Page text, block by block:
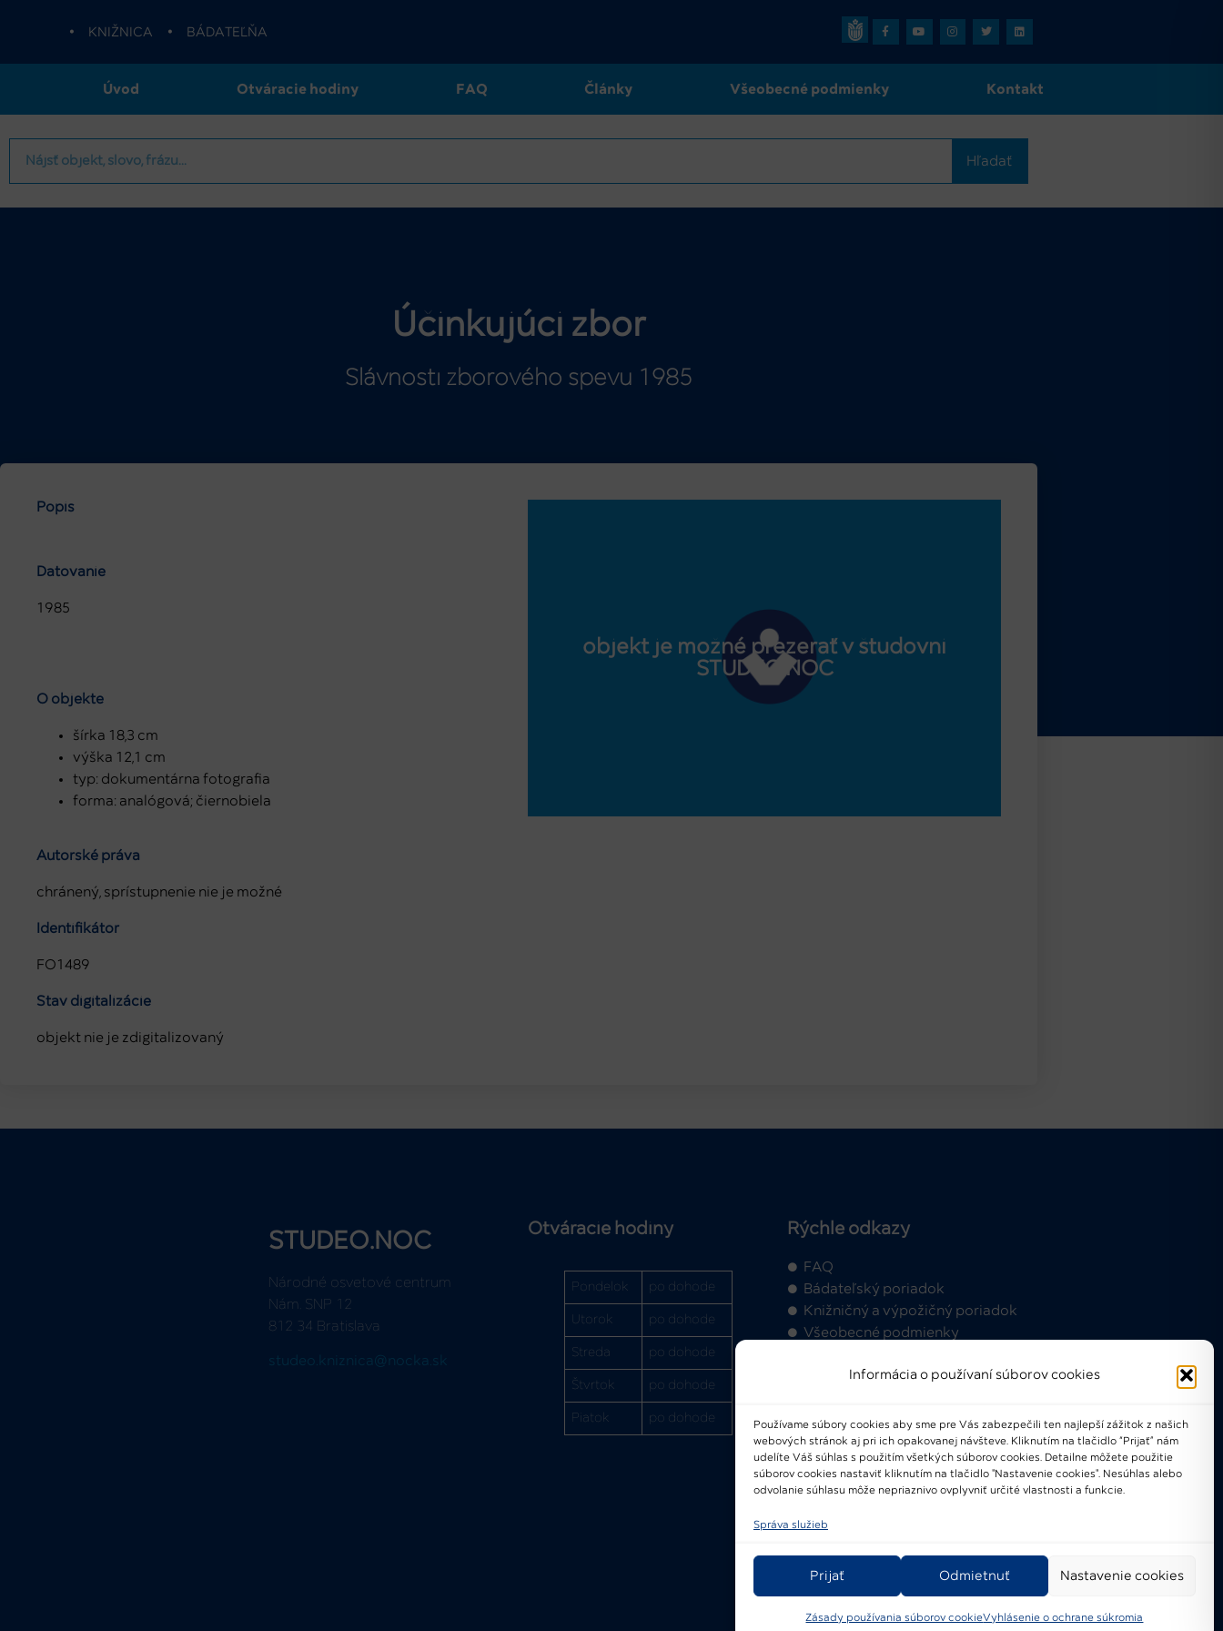
Informácia o používaní súborov cookies
Používame súbory cookies aby sme pre Vás zabezpečili ten najlepší zážitok z našich
webových stránok aj pri ich opakovanej návšteve. Kliknutím na tlačidlo “Prijať” nám
udelíte Váš súhlas s použitím všetkých súborov cookies. Detailne môžete použitie
súborov cookies nastaviť kliknutím na tlačidlo "Nastavenie cookies". Nesúhlas alebo
odvolanie súhlasu môže nepriaznivo ovplyvniť určité vlastnosti a funkcie.
Správa služieb
Prijať Odmietnuť Nastavenie cookies
Zásady používania súborov cookieVyhlásenie o ochrane súkromia
• KNIŽNICA • BÁDATEĽŇA
Úvod Otváracie hodiny FAQ Články Všeobecné podmienky Kontakt
Hľadať
Účinkujúci zbor
Slávnosti zborového spevu 1985
Popis
Datovanie
1985
O objekte
šírka 18,3 cm
výška 12,1 cm
typ: dokumentárna fotografia
forma: analógová; čiernobiela
Autorské práva
chránený, sprístupnenie nie je možné
Identifikátor
FO1489
Stav digitalizácie
objekt nie je zdigitalizovaný
objekt je možné prezerať v študovni
STUDEO.NOC
STUDEO.NOC
Národné osvetové centrum
Nám. SNP 12
812 34 Bratislava
studeo.kniznica@nocka.sk
Otváracie hodiny
Pondelok po dohode
Utorok po dohode
Streda po dohode
Štvrtok po dohode
Piatok po dohode
Rýchle odkazy
FAQ
Bádateľský poriadok
Knižničný a výpožičný poriadok
Všeobecné podmienky
2021-2024 © Národné osvetové
centrum